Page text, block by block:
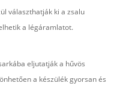
választhatják ki a zsalu
a légáramlatot.
eljutatják a hűvös
a készülék gyorsan és